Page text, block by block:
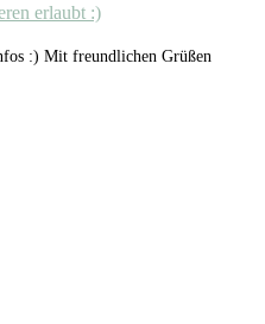
erlaubt :)
:) Mit freundlichen Grüßen